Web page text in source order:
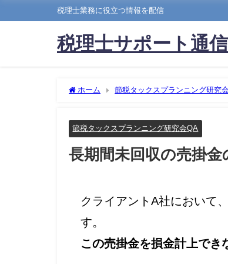
税理士業務に役立つ情報を配信
税理士サポート通信
ホーム 節税タックスプランニング研究
節税タックスプランニング研究会QA
長期間未回収の売掛
クライアントA社において
す。
この売掛金を損金計上でき